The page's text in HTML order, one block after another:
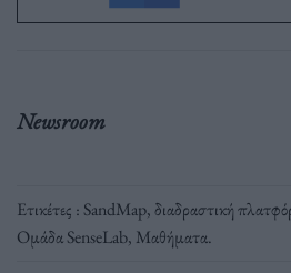
Newsroom
Ετικέτες : SandMap,διαδραστική
Ομάδα SenseLab, Μαθήματα.